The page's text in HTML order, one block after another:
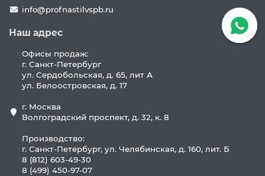
info@profnastilvspb.ru
Наш адрес
Офисы продаж:
г. Санкт-Петербург
ул. Сердобольская, д. 65, лит А
ул. Белоостровская, д. 17
г. Москва
Волгоградский проспект, д. 32, к. 8
Производство:
г. Санкт-Петербург, ул. Челябинская, д. 160, лит. Б
8 (812) 603-49-30
8 (499) 450-97-07